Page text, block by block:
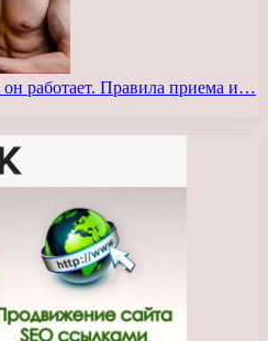
он работает. Правила приема и…